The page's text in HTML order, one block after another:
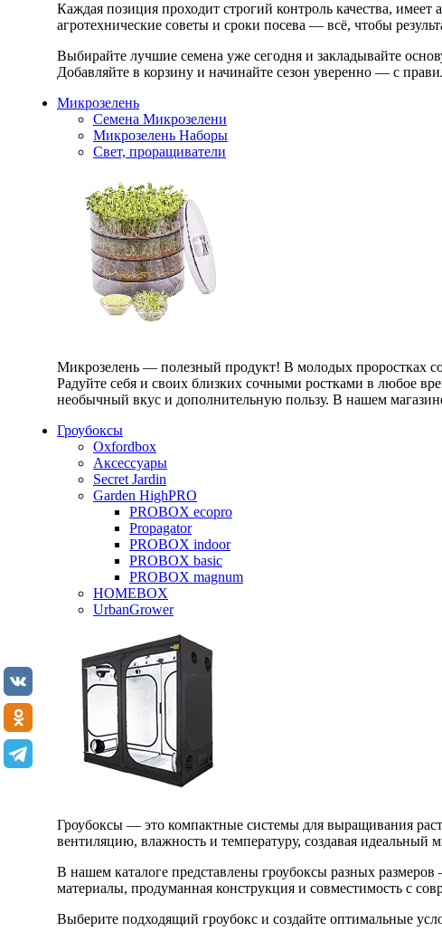
Каждая позиция проходит строгий контроль качества,
агротехнические советы и сроки посева — всё, чтобы
Выбирайте лучшие семена уже сегодня и закладывайте
Добавляйте в корзину и начинайте сезон уверенно — с
Микрозелень
Семена Микрозелени
Микрозелень Наборы
Свет, проращиватели
Микрозелень — полезный продукт! В молодых проростках
Радуйте себя и своих близких сочными ростками в любое
необычный вкус и дополнительную пользу. В нашем
Гроубоксы
Oxfordbox
Аксессуары
Secret Jardin
Garden HighPRO
PROBOX ecopro
Propagator
PROBOX indoor
PROBOX basic
PROBOX magnum
HOMEBOX
UrbanGrower
Гроубоксы — это компактные системы для выращивания
вентиляцию, влажность и температуру, создавая
В нашем каталоге представлены гроубоксы разных
материалы, продуманная конструкция и совместимость с
Выберите подходящий гроубокс и создайте оптимальные